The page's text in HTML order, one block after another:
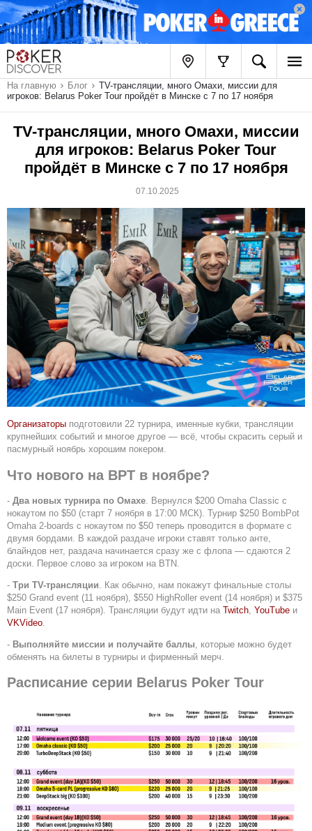
На главную Блог
TV-трансляции, много Омахи, миссии для
игроков: Belarus Poker Tour пройдёт в Минске с 7 по 17 ноября
TV-трансляции, много Омахи, миссии
для игроков: Belarus Poker Tour
пройдёт в Минске с 7 по 17 ноября
07.10.2025
Организаторы подготовили 22 турнира, именные кубки, трансляции
крупнейших событий и многое другое — всё, чтобы скрасить серый и
пасмурный ноябрь хорошим покером.
Что нового на BPT в ноябре?
- Два новых турнира по Омахе . Вернулся $200 Omaha Classic с
нокаутом по $50 (старт 7 ноября в 17:00 МСК). Турнир $250 BombPot
Omaha 2-boards с нокаутом по $50 теперь проводится в формате с
двумя бордами. В каждой раздаче игроки ставят только анте,
блайндов нет, раздача начинается сразу же с флопа — сдаются 2
доски. Первое слово за игроком на BTN.
- Три TV-трансляции . Как обычно, нам покажут финальные столы
$250 Grand event (11 ноября), $550 HighRoller event (14 ноября) и $375
Main Event (17 ноября). Трансляции будут идти на Twitch YouTube и
VKVideo
- Выполняйте миссии и получайте баллы , которые можно будет
обменять на билеты в турниры и фирменный мерч.
Расписание серии Belarus Poker Tour